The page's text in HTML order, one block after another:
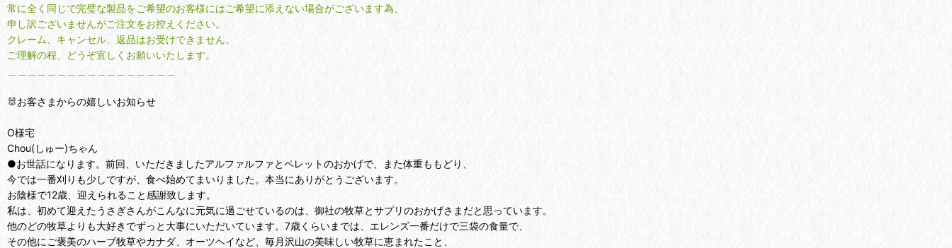
常に全く同じで完璧な製品をご希望のお客様にはご希望に添えない場合がございます為、
申し訳ございませんがご注文をお控えください。
クレーム、キャンセル、返品はお受けできません。
ご理解の程、どうぞ宜しくお願いいたします。
🐰お客さまからの嬉しいお知らせ
O様宅
Chou(しゅー)ちゃん
●お世話になります。前回、いただきましたアルファルファとペレットのおかげで、また体重ももどり、
今では一番刈りも少しですが、食べ始めてまいりました。本当にありがとうございます。
お陰様で12歳、迎えられること感謝致します。
私は、初めて迎えたうさぎさんがこんなに元気に過ごせているのは、御社の牧草とサプリのおかげさまだと思っています。
他のどの牧草よりも大好きでずっと大事にいただいています。7歳くらいまでは、エレンズ一番だけで三袋の食量で、
その他にご褒美のハーブ牧草やカナダ、オーツヘイなど、毎月沢山の美味しい牧草に恵まれたこと、